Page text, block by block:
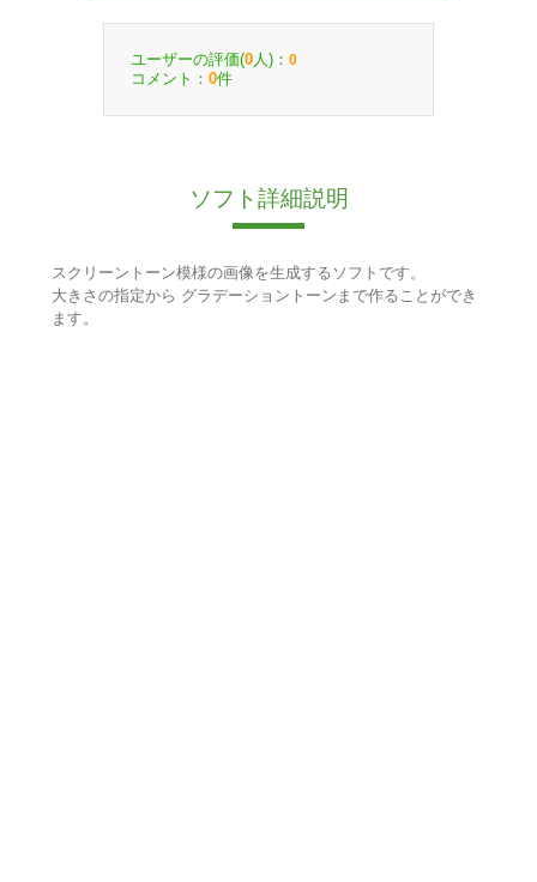
ユーザーの評価(0 人)： 0
コメント： 0件
ソフト詳細説明
スクリーントーン模様の画像を生成するソフトです。
大きさの指定から グラデーショントーンまで作ることができ
ます。